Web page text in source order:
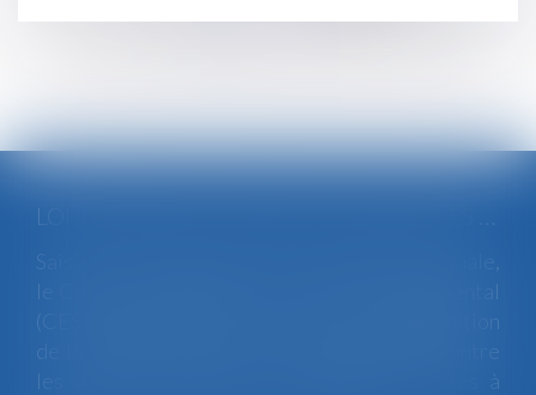
Saisi par la Présidente de l'Assemblée nationale,
le Conseil économique, social et environnemental
(CESE) a adopté ce jour son avis sur la proposition
de loi visant à lutter de manière intégrale contre
les violences sexistes et sexuelles commises à